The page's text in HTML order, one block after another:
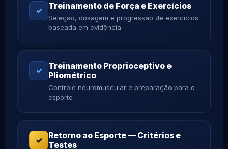
✓ Treinamento de Força e Exercícios
Seleção, dosagem e progressão de exercícios
baseada em evidência
✓
Treinamento Proprioceptivo e
Pliométrico
Controle neuromuscular e preparação para o
esporte
✓
Retorno ao Esporte — Critérios e
Testes